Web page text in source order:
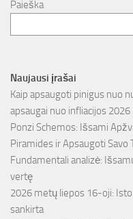
Paieška
Naujausi įrašai
Kaip apsaugoti pinigus nuo
apsaugai nuo infliacijos
Ponzi Schemos: Išsami
Piramides ir Apsaugoti Savo
Fundamentali analizė:
vertę
2026 metų liepos 16-oji:
sankirta